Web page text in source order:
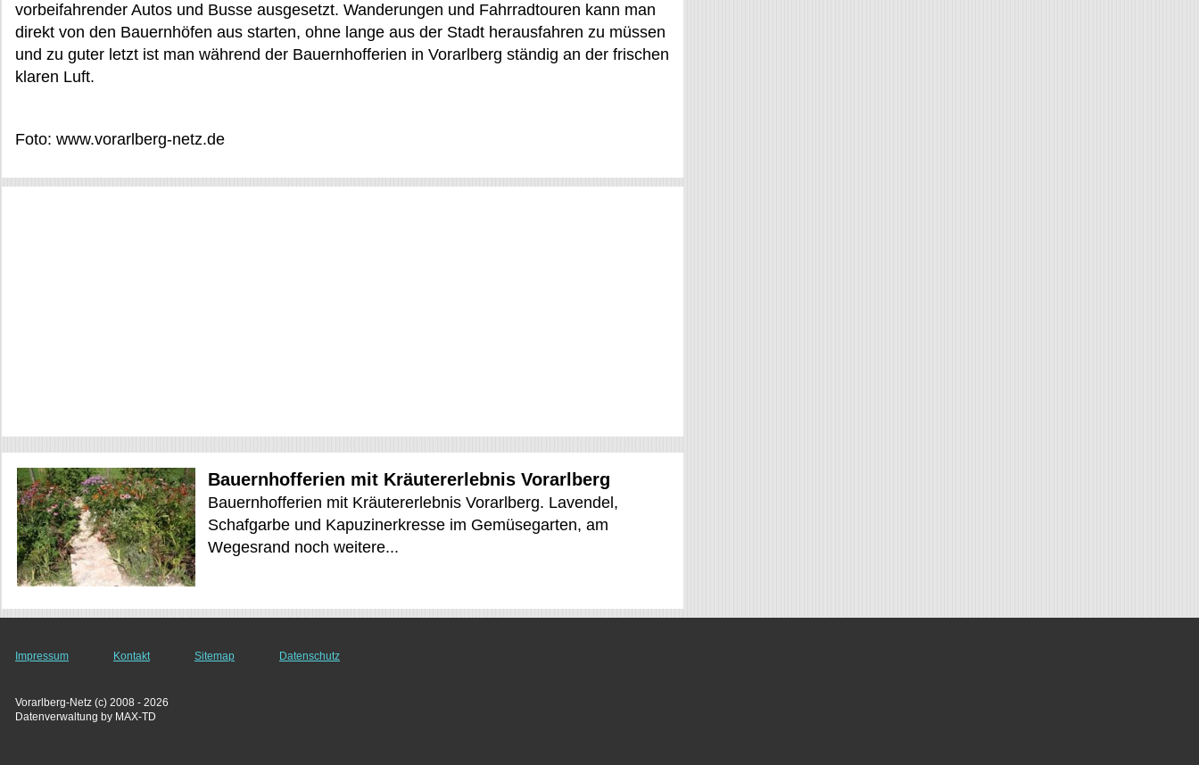
vorbeifahrender Autos und Busse ausgesetzt. Wanderungen und Fahrradtouren kann man
direkt von den Bauernhöfen aus starten, ohne lange aus der Stadt herausfahren zu müssen
und zu guter letzt ist man während der Bauernhofferien in Vorarlberg ständig an der frischen
klaren Luft.
Foto: www.vorarlberg-netz.de
Bauernhofferien mit Kräutererlebnis Vorarlberg
Bauernhofferien mit Kräutererlebnis Vorarlberg. Lavendel,
Schafgarbe und Kapuzinerkresse im Gemüsegarten, am
Wegesrand noch weitere...
Impressum Kontakt Sitemap Datenschutz
Vorarlberg-Netz (c) 2008 - 2026
Datenverwaltung by MAX-TD